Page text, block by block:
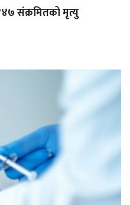
संक्रमितको मृत्यु